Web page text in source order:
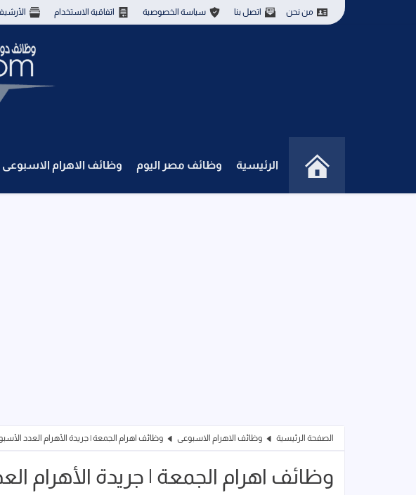
من نحن اتصل بنا سياسة الخصوصية اتفاقية الاستخدام
الرئيسية وظائف مصر اليوم وظائف الاهرام الاسبوعى
الصفحة الرئيسية وظائف الاهرام الاسبوعى وظائف اهرام الجمعة | جريدة الأهرام العدد الأسبوعي 25 ابريل